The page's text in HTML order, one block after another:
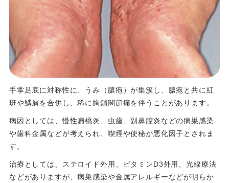
手掌足底に対称性に、うみ（膿疱）が集簇し、膿疱と共に紅
班や鱗屑を合併し、稀に胸鎖関節痛を伴うことがあります。
病因としては、慢性扁桃炎、虫歯、副鼻腔炎などの病巣感染
や歯科金属などが考えられ、喫煙や便秘が悪化因子とされま
す。
治療としては、ステロイド外用、ビタミンD3外用、光線療法
などがありますが、病巣感染や金属アレルギーなどが明らか